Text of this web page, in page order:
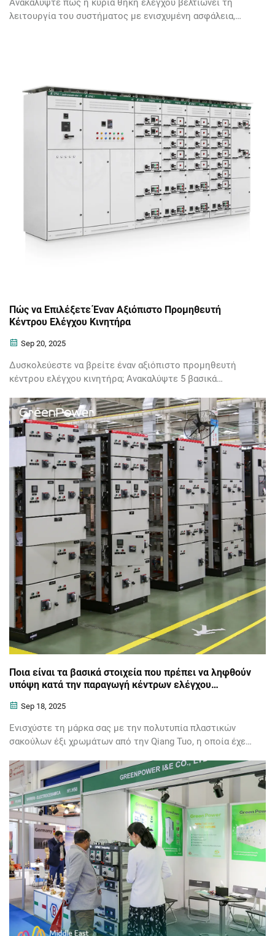
Ανακαλύψτε πώς η κύρια θήκη ελέγχου βελτιώνει τη
λειτουργία του συστήματος με ενισχυμένη ασφάλεια,
Πώς να Επιλέξετε Έναν Αξιόπιστο Προμηθευτή
Κέντρου Ελέγχου Κινητήρα
Sep 20, 2025
Δυσκολεύεστε να βρείτε έναν αξιόπιστο προμηθευτή
κέντρου ελέγχου κινητήρα; Ανακαλύψτε 5 βασικά
και μακροπρόθεσμη απόδοση. Κατεβάστε σήμερα τη
λίστα ελέγχου αγοράστη.
Ποια είναι τα βασικά στοιχεία που πρέπει να ληφθούν
υπόψη κατά την παραγωγή κέντρων ελέγχου
Sep 18, 2025
Ενισχύστε τη μάρκα σας με την πολυτυπία πλαστικών
σακούλων έξι χρωμάτων από την Qiang Tuo, η οποία έχει
περιβάλλον προσαρμοσμένη συσκευασία. Απλοποιήστε
περίπλοκα σχέδια και μειώστε τον χρόνο παραγωγής.
Ζητήστε δοκιμή σήμερα.